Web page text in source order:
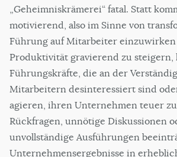
„Geheimniskrämerei“ fatal. Statt
motivierend, also im Sinne von
Führung auf Mitarbeiter
Produktivität gravierend zu steigern,
Führungskräfte, die an der
Mitarbeitern desinteressiert sind
agieren, ihren Unternehmen teuer
Rückfragen, unnötige Diskussionen
unvollständige Ausführungen
Unternehmensergebnisse in